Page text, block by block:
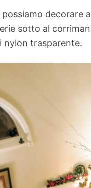
possiamo decorare
sotto al
nylon trasparente.